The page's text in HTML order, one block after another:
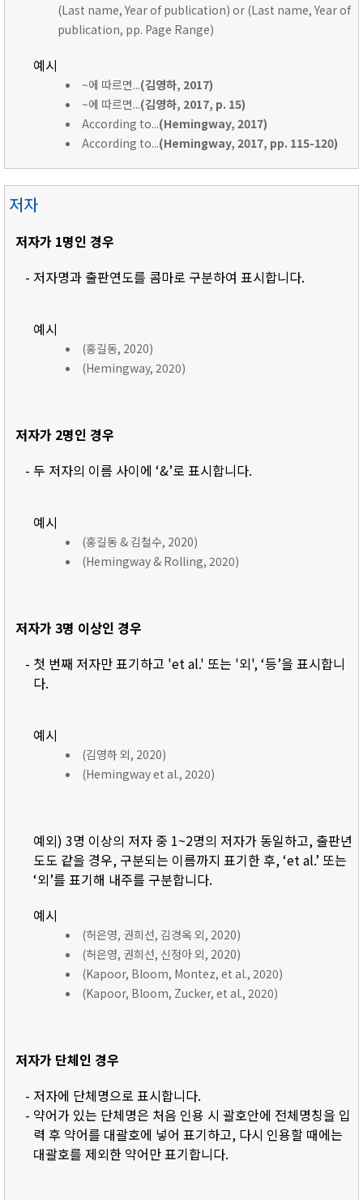
(Last name, Year of publication) or (Last name, Year of
publication, pp. Page Range)
예시
~에 따르면...(김영하, 2017)
~에 따르면...(김영하, 2017, p. 15)
According to...(Hemingway, 2017)
According to...(Hemingway, 2017, pp. 115-120)
저자
저자가 1명인 경우
- 저자명과 출판연도를 콤마로 구분하여 표시합니다.
예시
(홍길동, 2020)
(Hemingway, 2020)
저자가 2명인 경우
- 두 저자의 이름 사이에 ‘&’로 표시합니다.
예시
(홍길동 & 김철수, 2020)
(Hemingway & Rolling, 2020)
저자가 3명 이상인 경우
- 첫 번째 저자만 표기하고 'et al.' 또는 '외', ‘등’을 표시합니
다.
예시
(김영하 외, 2020)
(Hemingway et al., 2020)
예외) 3명 이상의 저자 중 1~2명의 저자가 동일하고, 출판년
도도 같을 경우, 구분되는 이름까지 표기한 후, ‘et al.’ 또는
‘외’를 표기해 내주를 구분합니다.
예시
(허은영, 권희선, 김경옥 외, 2020)
(허은영, 권희선, 신정아 외, 2020)
(Kapoor, Bloom, Montez, et al., 2020)
(Kapoor, Bloom, Zucker, et al., 2020)
저자가 단체인 경우
- 저자에 단체명으로 표시합니다.
- 약어가 있는 단체명은 처음 인용 시 괄호안에 전체명칭을 입
력 후 약어를 대괄호에 넣어 표기하고, 다시 인용할 때에는
대괄호를 제외한 약어만 표기합니다.